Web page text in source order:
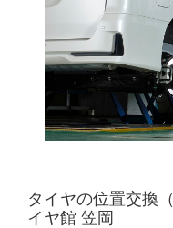
タイヤの位置交換
イヤ館 笠岡